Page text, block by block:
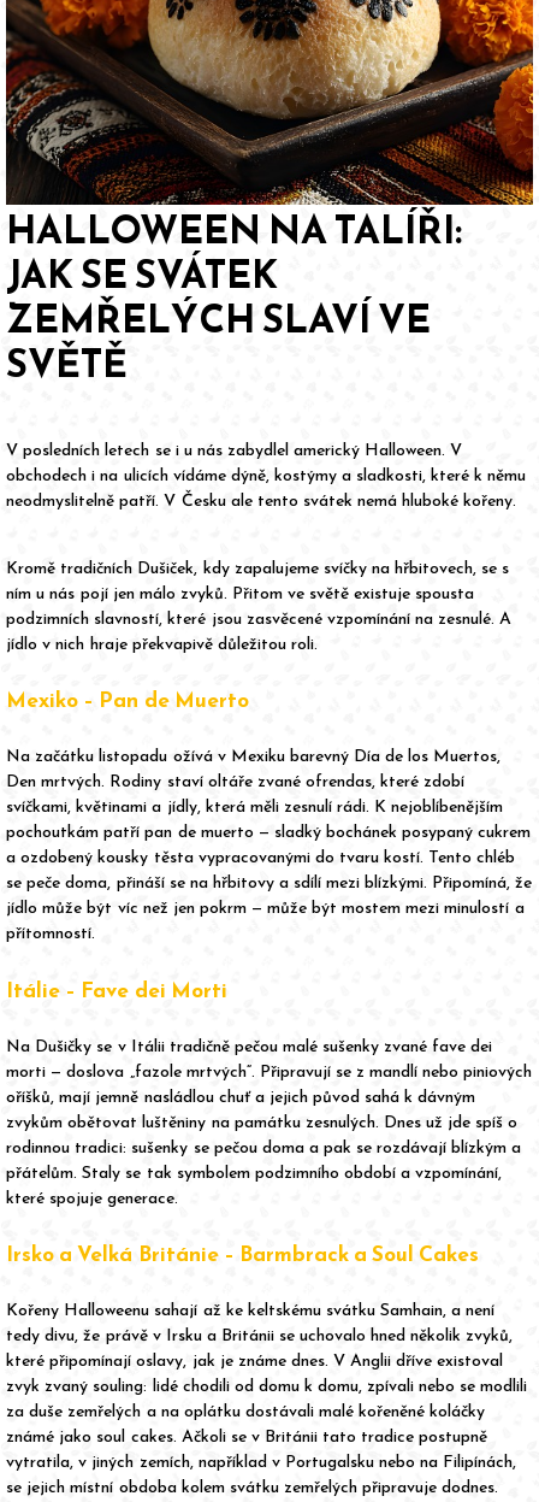
HALLOWEEN NA TALÍŘI:
JAK SE SVÁTEK
ZEMŘELÝCH SLAVÍ VE
SVĚTĚ
V posledních letech se i u nás zabydlel americký Halloween. V
obchodech i na ulicích vídáme dýně, kostýmy a sladkosti, které k němu
neodmyslitelně patří. V Česku ale tento svátek nemá hluboké kořeny.
Kromě tradičních Dušiček, kdy zapalujeme svíčky na hřbitovech, se s
ním u nás pojí jen málo zvyků. Přitom ve světě existuje spousta
podzimních slavností, které jsou zasvěcené vzpomínání na zesnulé. A
jídlo v nich hraje překvapivě důležitou roli.
Mexiko – Pan de Muerto
Na začátku listopadu ožívá v Mexiku barevný Día de los Muertos,
Den mrtvých. Rodiny staví oltáře zvané ofrendas, které zdobí
svíčkami, květinami a jídly, která měli zesnulí rádi. K nejoblíbenějším
pochoutkám patří pan de muerto — sladký bochánek posypaný cukrem
a ozdobený kousky těsta vypracovanými do tvaru kostí. Tento chléb
se peče doma, přináší se na hřbitovy a sdílí mezi blízkými. Připomíná, že
jídlo může být víc než jen pokrm — může být mostem mezi minulostí a
přítomností.
Itálie – Fave dei Morti
Na Dušičky se v Itálii tradičně pečou malé sušenky zvané fave dei
morti — doslova „fazole mrtvých“. Připravují se z mandlí nebo piniových
oříšků, mají jemně nasládlou chuť a jejich původ sahá k dávným
zvykům obětovat luštěniny na památku zesnulých. Dnes už jde spíš o
rodinnou tradici: sušenky se pečou doma a pak se rozdávají blízkým a
přátelům. Staly se tak symbolem podzimního období a vzpomínání,
které spojuje generace.
Irsko a Velká Británie – Barmbrack a Soul Cakes
Kořeny Halloweenu sahají až ke keltskému svátku Samhain, a není
tedy divu, že právě v Irsku a Británii se uchovalo hned několik zvyků,
které připomínají oslavy, jak je známe dnes. V Anglii dříve existoval
zvyk zvaný souling: lidé chodili od domu k domu, zpívali nebo se modlili
za duše zemřelých a na oplátku dostávali malé kořeněné koláčky
známé jako soul cakes. Ačkoli se v Británii tato tradice postupně
vytratila, v jiných zemích, například v Portugalsku nebo na Filipínách,
se jejich místní obdoba kolem svátku zemřelých připravuje dodnes.